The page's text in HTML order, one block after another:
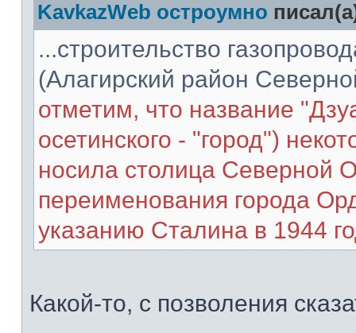
KavkazWeb остроумно
...строительство
(Алагирский район
отметим, что название
осетинского - "город")
носила столица Северной
переименования города
указанию Сталина в 1944
Какой-то, с позволения